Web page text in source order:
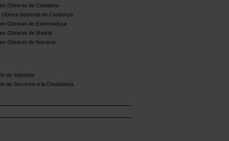
Obreras de Cantabria
Obrera Nacional de Catalunya
Obreras de Extremadura
Obreras de Madrid
Obreras de Navarra
de Industria
de Servicios a la Ciudadanía